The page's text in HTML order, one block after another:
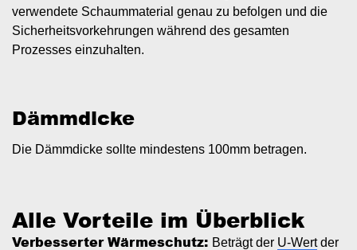
verwendete Schaummaterial genau zu befolgen und die
Sicherheitsvorkehrungen während des gesamten
Prozesses einzuhalten.
Dämmdicke
Die Dämmdicke sollte mindestens 100mm betragen.
Alle Vorteile im Überblick
VerbesserterWärmeschutz: Beträgt der U-Wertder